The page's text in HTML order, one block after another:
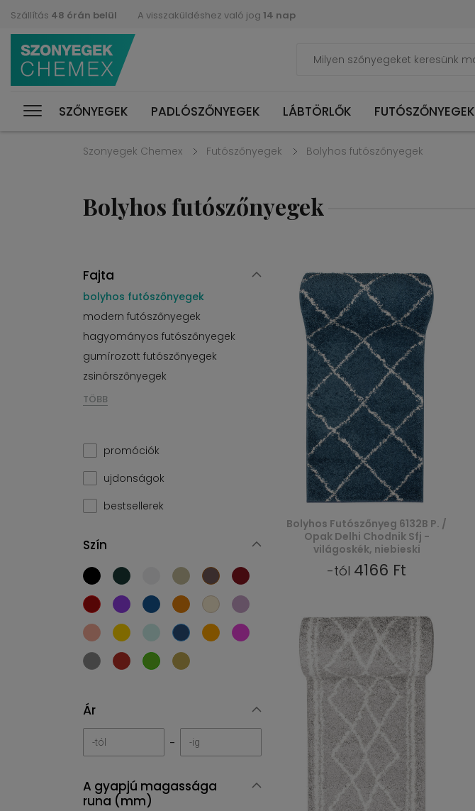
Szállítás 48 órán belül A visszaküldéshez való jog 14 nap
SZŐNYEGEK PADLÓSZŐNYEGEK LÁBTÖRLŐK FUTÓSZŐNYEGEK
Szonyegek Chemex Futószőnyegek Bolyhos futószőnyegek
Bolyhos futószőnyegek
Fajta
bolyhos futószőnyegek
modern futószőnyegek
hagyományos futószőnyegek
gumírozott futószőnyegek
zsinórszőnyegek
TÖBB
promóciók
ujdonságok
bestsellerek
Szín
Ár
-
A gyapjú magassága
runa (mm)
Bolyhos Futószőnyeg 6132B P. /
Opak Delhi Chodnik Sfj -
világoskék, niebieski
-tól 4166 Ft